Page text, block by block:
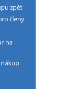
zpět
členy
na
nákup